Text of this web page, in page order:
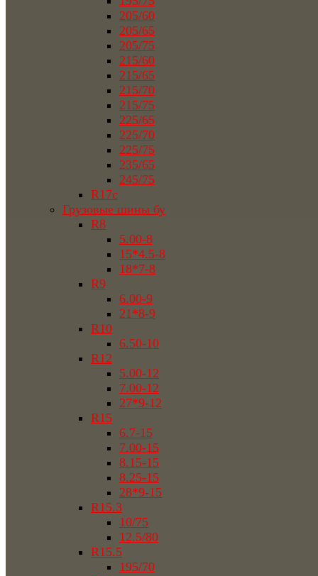
205/60
205/65
205/75
215/60
215/65
215/70
215/75
225/65
225/70
225/75
235/65
245/75
R17c
Грузовые шины бу
R8
5.00-8
15*4.5-8
18*7-8
R9
6.00-9
21*8-9
R10
6.50-10
R12
5.00-12
7.00-12
27*9-12
R15
6.7-15
7.00-15
8.15-15
8.25-15
28*9-15
R15.3
10/75
12.5/80
R15.5
195/70